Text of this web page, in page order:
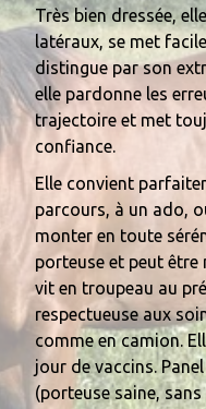
Très bien dressée,
latéraux, se met
distingue par son
elle pardonne les
trajectoire et met
confiance.
Elle convient
parcours, à un ado,
monter en toute
porteuse et peut être
vit en troupeau au
respectueuse aux
comme en camion.
jour de vaccins.
(porteuse saine,